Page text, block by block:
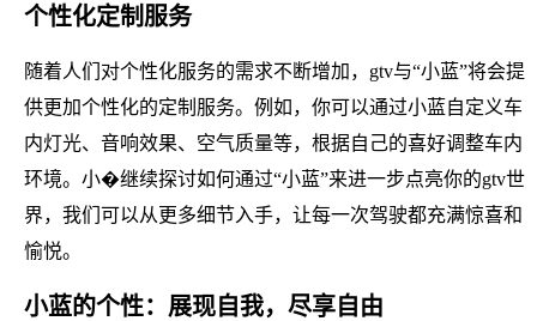
个性化定制服务
随着人们对个性化服务的需求不断增加，gtv与“小蓝”将会提
供更加个性化的定制服务。例如，你可以通过小蓝自定义车
内灯光、音响效果、空气质量等，根据自己的喜好调整车内
环境。小�继续探讨如何通过“小蓝”来进一步点亮你的gtv世
界，我们可以从更多细节入手，让每一次驾驶都充满惊喜和
愉悦。
小蓝的个性：展现自我，尽享自由